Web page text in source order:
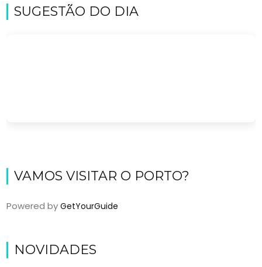
SUGESTÃO DO DIA
VAMOS VISITAR O PORTO?
Powered byGetYourGuide
NOVIDADES